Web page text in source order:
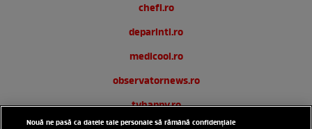
chefi.ro
deparinti.ro
medicool.ro
observatornews.ro
tvhappy.ro
Nouă ne pasă ca datele tale personale să rămână confidențiale